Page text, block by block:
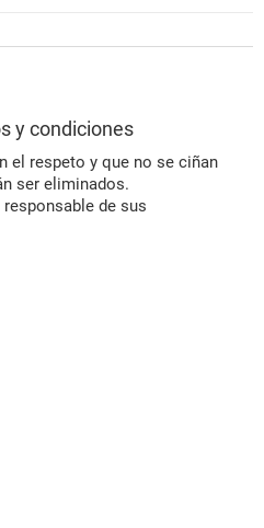
y condiciones
el respeto y que no se ciñan
ser eliminados.
de sus